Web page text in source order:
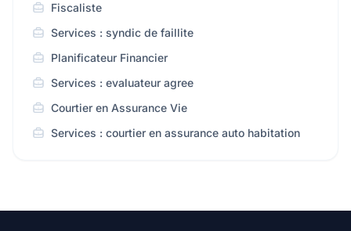
Fiscaliste
Services : syndic de faillite
Planificateur Financier
Services : evaluateur agree
Courtier en Assurance Vie
Services : courtier en assurance auto habitation